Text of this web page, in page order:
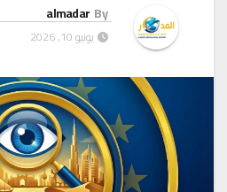
almadar
يونيو 10, 2026